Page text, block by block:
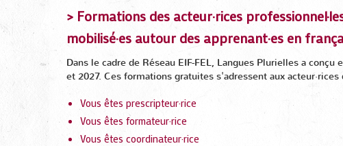
> Formations des acteur·rices professionnel·
mobilisé·es autour des apprenant·es en
Dans le cadre de Réseau EIF-FEL, Langues Plurielles a
et 2027. Ces formations gratuites s'adressent aux acteur·rices
Vous êtes prescripteur·rice
Vous êtes formateur·rice
Vous êtes coordinateur·rice